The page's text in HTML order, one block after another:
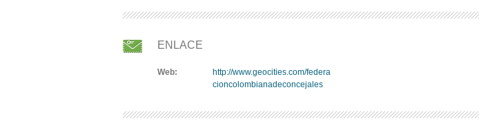
ENLACE
Web:
http://www.geocities.com/federa
cioncolombianadeconcejales